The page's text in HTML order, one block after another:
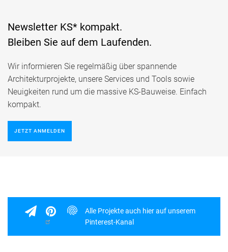
Newsletter KS* kompakt.
Bleiben Sie auf dem Laufenden.
Wir informieren Sie regelmäßig über spannende
Architekturprojekte, unsere Services und Tools sowie
Neuigkeiten rund um die massive KS-Bauweise. Einfach
kompakt.
JETZT ANMELDEN
Alle Projekte auch hier auf unserem
Pinterest-Kanal